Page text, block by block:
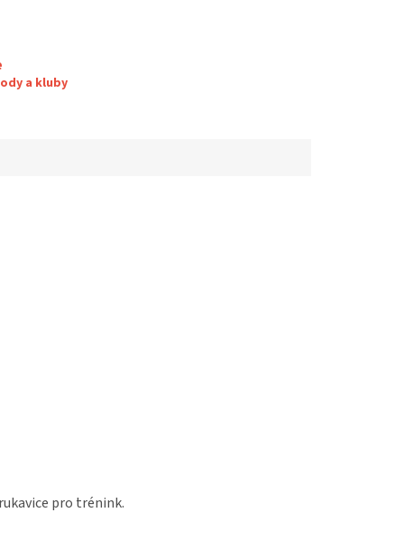
a kluby
pro trénink.